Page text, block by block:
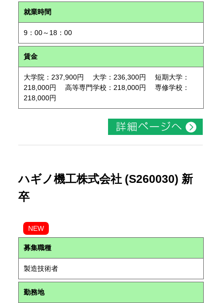
就業時間
9：00～18：00
賃金
大学院：237,900円 大学：236,300円 短期大学：
218,000円 高等専門学校：218,000円 専修学校：
218,000円
ハギノ機工株式会社 (S260030) 新
卒
NEW
募集職種
製造技術者
勤務地